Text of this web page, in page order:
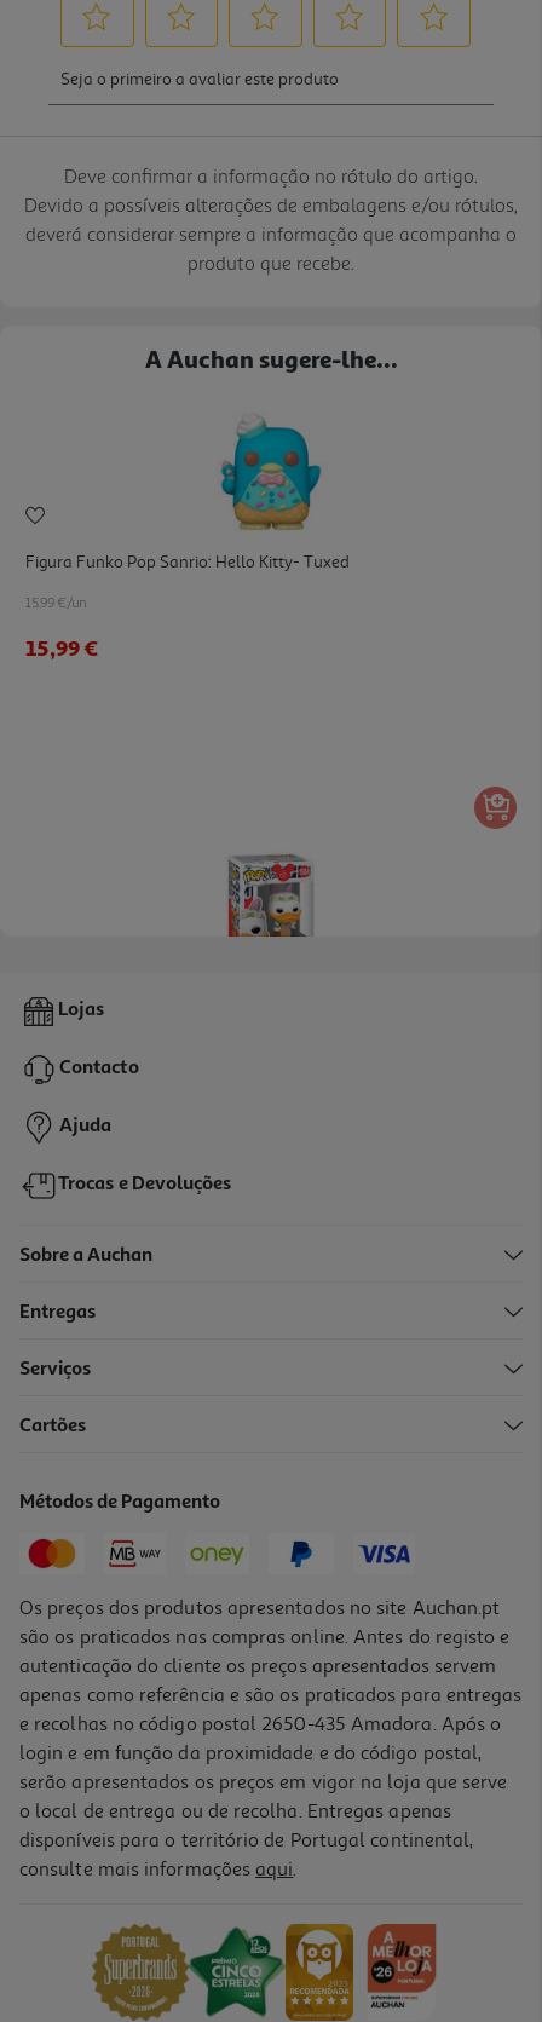
Deve confirmar a informação no rótulo do artigo.
Devido a possíveis alterações de embalagens e/ou rótulos,
deverá considerar sempre a informação que acompanha o
produto que recebe.
A Auchan sugere-lhe...
Figura Funko Pop Sanrio: Hello Kitty- Tuxed
15.99 €/un
15,99 €
Figura Funko Pop Disney Daisy
15,99 €
Figura Funko Egg Pocket Pop: Marvel Modelos Sortidos
12,99 €
Lojas
Contacto
Ajuda
Trocas e Devoluções
Sobre a Auchan
Entregas
Serviços
Cartões
Métodos de Pagamento
Os preços dos produtos apresentados no site Auchan.pt
são os praticados nas compras online. Antes do registo e
autenticação do cliente os preços apresentados servem
apenas como referência e são os praticados para entregas
e recolhas no código postal 2650-435 Amadora. Após o
login e em função da proximidade e do código postal,
serão apresentados os preços em vigor na loja que serve
o local de entrega ou de recolha. Entregas apenas
disponíveis para o território de Portugal continental,
consulte mais informações aqui.